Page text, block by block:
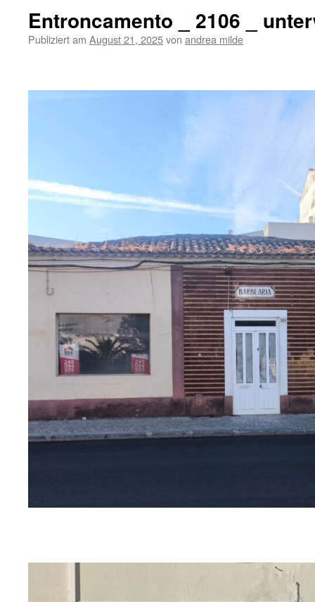
Entroncamento _ 2106 _
Publiziert am August 21, 2025von andrea milde